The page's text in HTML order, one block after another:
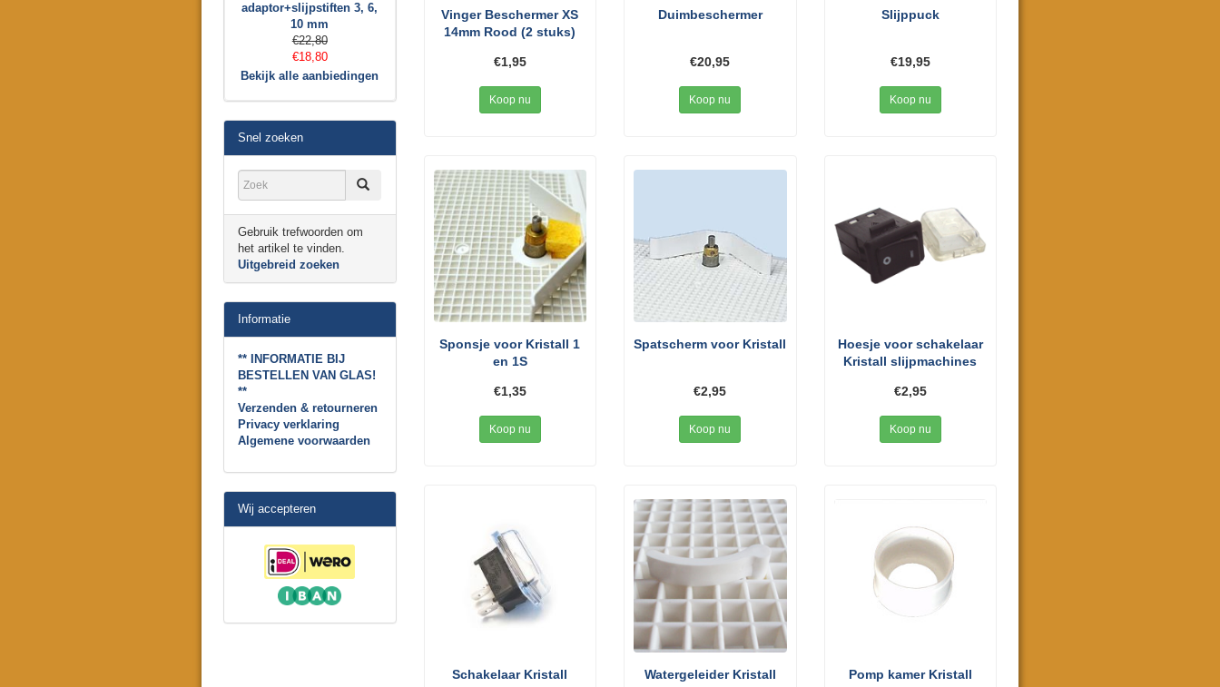
Vinger Beschermer XS
14mm Rood (2 stuks)
€1,95
Koop nu
Duimbeschermer
€20,95
Koop nu
Slijppuck
€19,95
Koop nu
Sponsje voor Kristall 1
en 1S
€1,35
Koop nu
Spatscherm voor Kristall
€2,95
Koop nu
Hoesje voor schakelaar
Kristall slijpmachines
€2,95
Koop nu
Schakelaar Kristall Watergeleider Kristall
Pomp kamer Kristall
adaptor+slijpstiften 3, 6,
10 mm
€22,80
€18,80
Bekijk alle aanbiedingen
Snel zoeken
Gebruik trefwoorden om
het artikel te vinden.
Uitgebreid zoeken
Informatie
** INFORMATIE BIJ
BESTELLEN VAN GLAS!
**
Verzenden & retourneren
Privacy verklaring
Algemene voorwaarden
Wij accepteren